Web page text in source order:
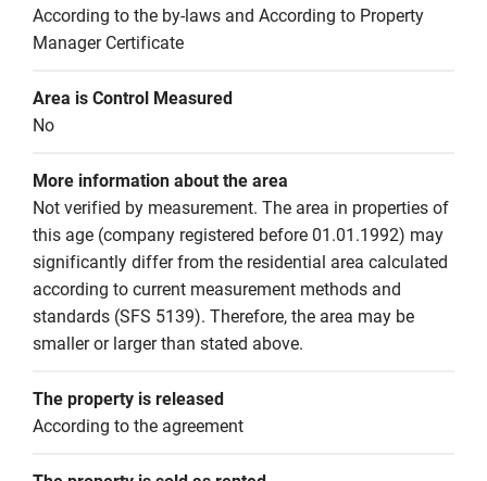
According to the by-laws and According to Property
Manager Certificate
Area is Control Measured
No
More information about the area
Not verified by measurement. The area in properties of
this age (company registered before 01.01.1992) may
significantly differ from the residential area calculated
according to current measurement methods and
standards (SFS 5139). Therefore, the area may be
smaller or larger than stated above.
The property is released
According to the agreement